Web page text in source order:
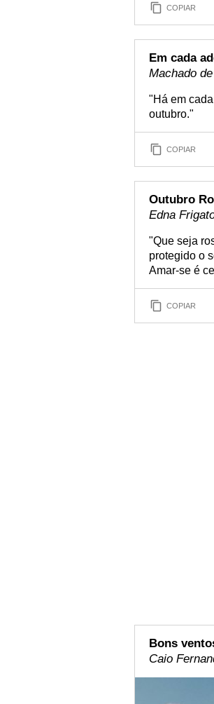
COPIAR
Em cada
Machado
"Há em
outubro."
COPIAR
Outubro
Edna
"Que seja
protegido o
Amar-se é
COPIAR
Bons
Caio